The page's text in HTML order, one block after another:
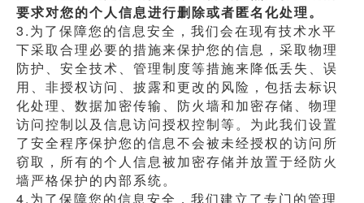
要求对您的个人信息进行删除或者匿名化处理。
3.为了保障您的信息安全，我们会在现有技术水平
下采取合理必要的措施来保护您的信息，采取物理
防护、安全技术、管理制度等措施来降低丢失、误
用、非授权访问、披露和更改的风险，包括去标识
化处理、数据加密传输、防火墙和加密存储、物理
访问控制以及信息访问授权控制等。为此我们设置
了安全程序保护您的信息不会被未经授权的访问所
窃取，所有的个人信息被加密存储并放置于经防火
墙严格保护的内部系统。
4.为了保障您的信息安全，我们建立了专门的管理